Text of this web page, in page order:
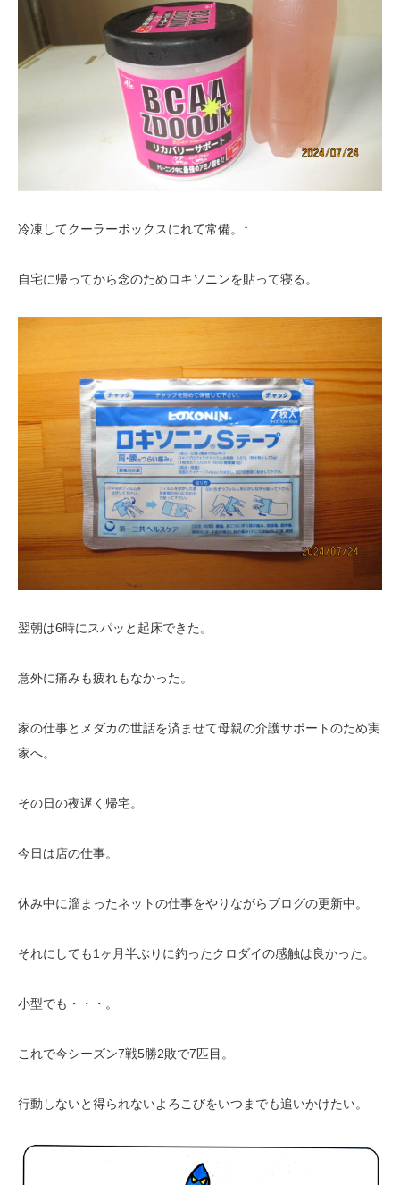
冷凍してクーラーボックスにれて常備。↑
自宅に帰ってから念のためロキソニンを貼って寝る。
翌朝は6時にスパッと起床できた。
意外に痛みも疲れもなかった。
家の仕事とメダカの世話を済ませて母親の介護サポートのため実
家へ。
その日の夜遅く帰宅。
今日は店の仕事。
休み中に溜まったネットの仕事をやりながらブログの更新中。
それにしても1ヶ月半ぶりに釣ったクロダイの感触は良かった。
小型でも・・・。
これで今シーズン7戦5勝2敗で7匹目。
行動しないと得られないよろこびをいつまでも追いかけたい。